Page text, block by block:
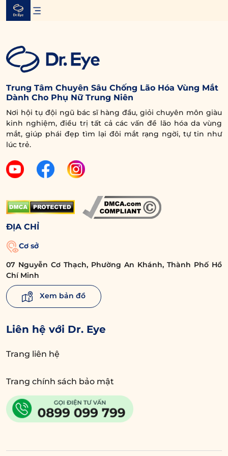
Skip
Trung Tâm Chuyên Sâu Chống Lão Hóa Vùng Mắt
Dành Cho Phụ Nữ Trung Niên
Nơi hội tụ đội ngũ bác sĩ hàng đầu, giỏi chuyên môn giàu
kinh nghiệm, điều trị tất cả các vấn đề lão hóa da vùng
mắt, giúp phái đẹp tìm lại đôi mắt rạng ngời, tự tin như
lúc trẻ.
ĐỊA CHỈ
Cơ sở
07 Nguyễn Cơ Thạch, Phường An Khánh, Thành Phố Hồ
Chí Minh
Xem bản đồ
Liên hệ với Dr. Eye
Trang liên hệ
Trang chính sách bảo mật